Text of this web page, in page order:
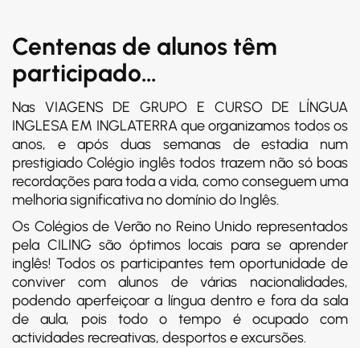
Centenas de alunos têm
participado…
Nas VIAGENS DE GRUPO E CURSO DE LÍNGUA
INGLESA EM INGLATERRA que organizamos todos os
anos, e após duas semanas de estadia num
prestigiado Colégio inglês todos trazem não só boas
recordações para toda a vida, como conseguem uma
melhoria significativa no domínio do Inglês.
Os Colégios de Verão no Reino Unido representados
pela CILING são óptimos locais para se aprender
inglês! Todos os participantes tem oportunidade de
conviver com alunos de várias nacionalidades,
podendo aperfeiçoar a língua dentro e fora da sala
de aula, pois todo o tempo é ocupado com
actividades recreativas, desportos e excursões.